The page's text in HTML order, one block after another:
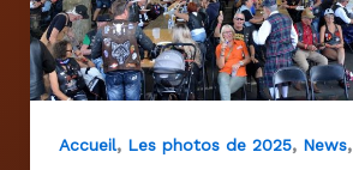
Accueil, Les photos de 2025, News,